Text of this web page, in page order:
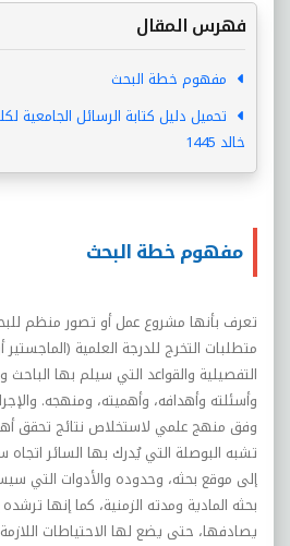
فهرس المقال
مفهوم خطة البحث
تحميل دليل كتابة الرسائل الجامعية
خالد 1445
مفهوم خطة البحث
تعرف بأنها مشروع عمل أو تصور منظم
متطلبات التخرج للدرجة العلمية
التفصيلية والقواعد التي سیلم بها
وأسئلته وأهدافه، وأهميته، ومنهجه.
وفق منهج علمي لاستخلاص نتائج تحقق
تشبه البوصلة التي يُدرك بها السائر
إلى موقع بحثه، وحدوده والأدوات التي
بحثه المادية ومدته الزمنية، كما إنها
يصادفها، حتى يضع لها الاحتياطات اللازمة